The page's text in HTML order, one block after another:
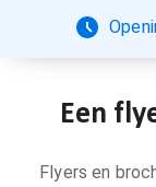
Een
Flyers en